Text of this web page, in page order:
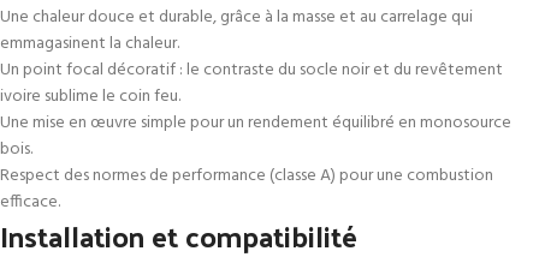
Une chaleur douce et durable, grâce à la masse et au carrelage qui
emmagasinent la chaleur.
Un point focal décoratif : le contraste du socle noir et du revêtement
ivoire sublime le coin feu.
Une mise en œuvre simple pour un rendement équilibré en monosource
bois.
Respect des normes de performance (classe A) pour une combustion
efficace.
Installation et compatibilité